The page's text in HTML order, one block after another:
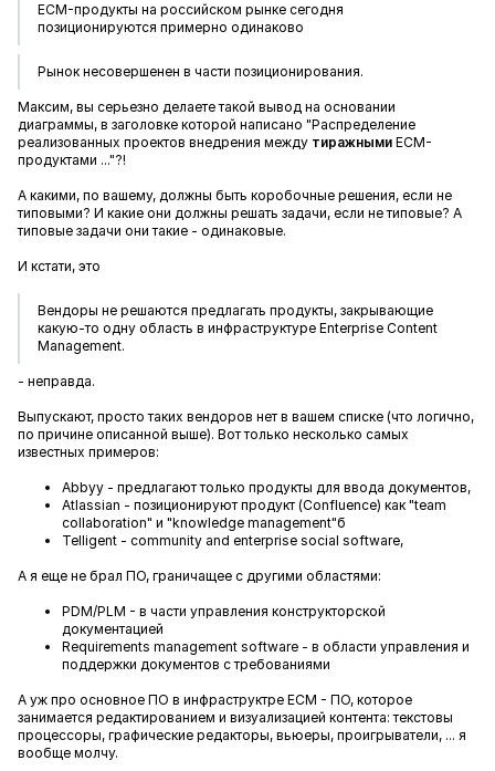
ECM-продукты на российском рынке сегодня
позиционируются примерно одинаково
Рынок несовершенен в части позиционирования.
Максим, вы серьезно делаете такой вывод на основании
диаграммы, в заголовке которой написано "Распределение
реализованных проектов внедрения между тиражными ECM-
продуктами ..."?!
А какими, по вашему, должны быть коробочные решения, если не
типовыми? И какие они должны решать задачи, если не типовые? А
типовые задачи они такие - одинаковые.
И кстати, это
Вендоры не решаются предлагать продукты, закрывающие
какую-то одну область в инфраструктуре Enterprise Content
Management.
- неправда.
Выпускают, просто таких вендоров нет в вашем списке (что логично,
по причине описанной выше). Вот только несколько самых
известных примеров:
Abbyy - предлагают только продукты для ввода документов,
Atlassian - позиционируют продукт (Confluence) как "team
collaboration" и "knowledge management"б
Telligent - сommunity and enterprise social software,
А я еще не брал ПО, граничащее с другими областями:
PDM/PLM - в части управления конструкторской
документацией
Requirements management software - в области управления и
поддержки документов с требованиями
А уж про основное ПО в инфраструктре ECM - ПО, которое
занимается редактированием и визуализацией контента: текстовы
процессоры, графические редакторы, вьюеры, проигрыватели, ... я
вообще молчу.